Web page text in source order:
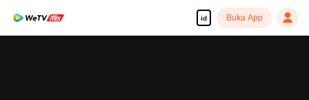
id Buka App